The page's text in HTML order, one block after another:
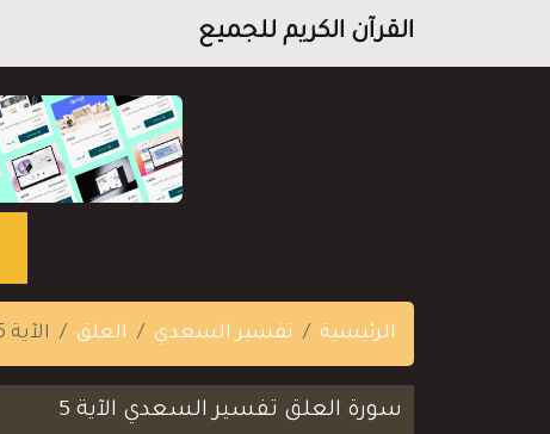
القرآن الكريم للجميع
الرئيسية تفسير السعدي العلق الآية 5
سورة العلق تفسير السعدي الآية 5